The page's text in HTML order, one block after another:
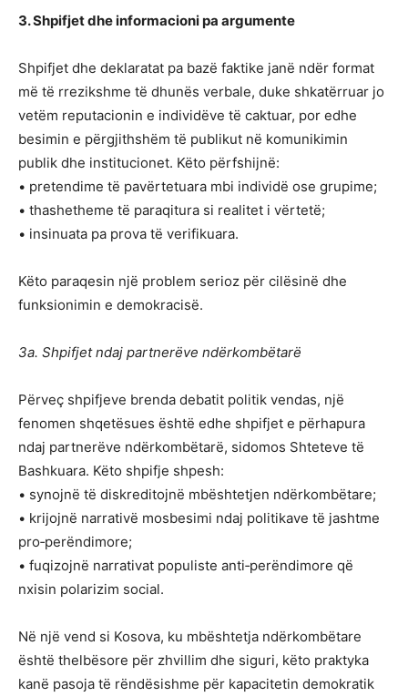
3. Shpifjet dhe informacioni pa argumente
Shpifjet dhe deklaratat pa bazë faktike janë ndër format
më të rrezikshme të dhunës verbale, duke shkatërruar jo
vetëm reputacionin e individëve të caktuar, por edhe
besimin e përgjithshëm të publikut në komunikimin
publik dhe institucionet. Këto përfshijnë:
• pretendime të pavërtetuara mbi individë ose grupime;
• thashetheme të paraqitura si realitet i vërtetë;
• insinuata pa prova të verifikuara.
Këto paraqesin një problem serioz për cilësinë dhe
funksionimin e demokracisë.
3a. Shpifjet ndaj partnerëve ndërkombëtarë
Përveç shpifjeve brenda debatit politik vendas, një
fenomen shqetësues është edhe shpifjet e përhapura
ndaj partnerëve ndërkombëtarë, sidomos Shteteve të
Bashkuara. Këto shpifje shpesh:
• synojnë të diskreditojnë mbështetjen ndërkombëtare;
• krijojnë narrativë mosbesimi ndaj politikave të jashtme
pro‑perëndimore;
• fuqizojnë narrativat populiste anti‑perëndimore që
nxisin polarizim social.
Në një vend si Kosova, ku mbështetja ndërkombëtare
është thelbësore për zhvillim dhe siguri, këto praktyka
kanë pasoja të rëndësishme për kapacitetin demokratik